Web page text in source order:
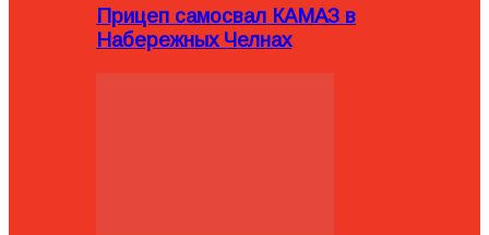
Прицеп самосвал КАМАЗ в
Набережных Челнах